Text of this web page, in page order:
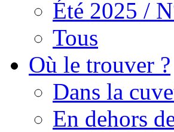
Été 2025 /
Tous
Où le trouver ?
Dans la
En dehors